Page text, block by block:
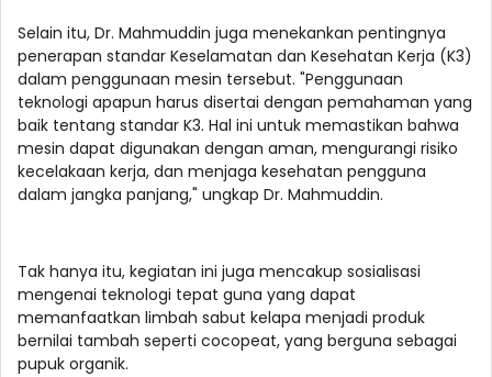
Selain itu, Dr. Mahmuddin juga menekankan pentingnya
penerapan standar Keselamatan dan Kesehatan Kerja (K3)
dalam penggunaan mesin tersebut. "Penggunaan
teknologi apapun harus disertai dengan pemahaman yang
baik tentang standar K3. Hal ini untuk memastikan bahwa
mesin dapat digunakan dengan aman, mengurangi risiko
kecelakaan kerja, dan menjaga kesehatan pengguna
dalam jangka panjang," ungkap Dr. Mahmuddin.
Tak hanya itu, kegiatan ini juga mencakup sosialisasi
mengenai teknologi tepat guna yang dapat
memanfaatkan limbah sabut kelapa menjadi produk
bernilai tambah seperti cocopeat, yang berguna sebagai
pupuk organik.